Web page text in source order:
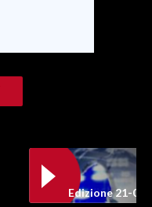
Edizione 21-05-